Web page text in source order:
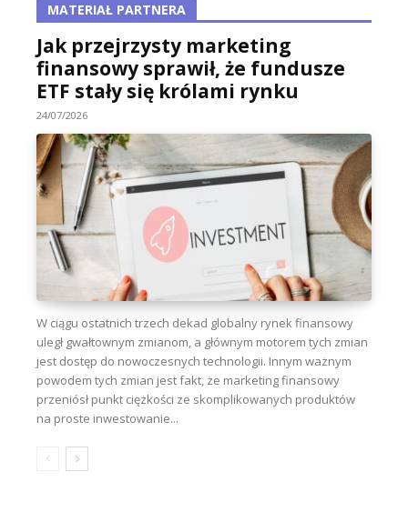
MATERIAŁ PARTNERA
Jak przejrzysty marketing
finansowy sprawił, że fundusze
ETF stały się królami rynku
24/07/2026
W ciągu ostatnich trzech dekad globalny rynek finansowy
uległ gwałtownym zmianom, a głównym motorem tych zmian
jest dostęp do nowoczesnych technologii. Innym ważnym
powodem tych zmian jest fakt, że marketing finansowy
przeniósł punkt ciężkości ze skomplikowanych produktów
na proste inwestowanie...